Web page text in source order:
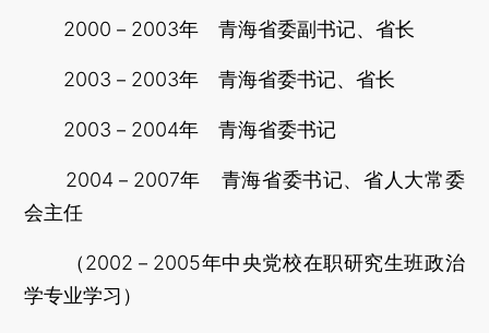
2000－2003年 青海省委副书记、省长
2003－2003年 青海省委书记、省长
2003－2004年 青海省委书记
2004－2007年 青海省委书记、省人大常委
会主任
（2002－2005年中央党校在职研究生班政治
学专业学习）